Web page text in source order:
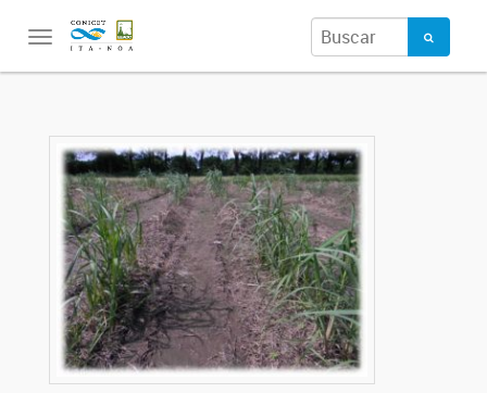
Toggle